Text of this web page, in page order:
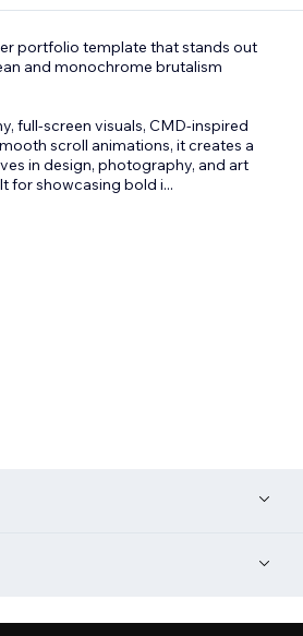
portfolio template that stands out
and monochrome brutalism
full-screen visuals, CMD-inspired
scroll animations, it creates a
in design, photography, and art
for showcasing bold i...